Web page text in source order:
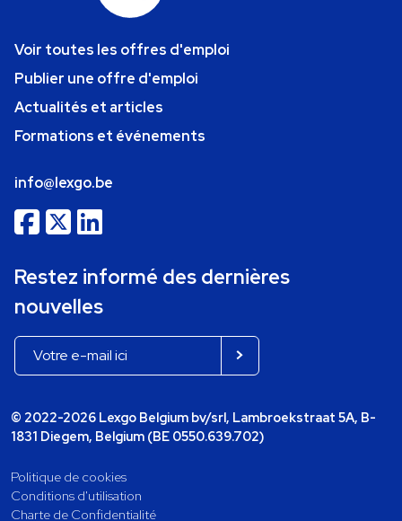
Voir toutes les offres d'emploi
Publier une offre d'emploi
Actualités et articles
Formations et événements
info@lexgo.be
Restez informé des dernières
nouvelles
© 2022-2026 Lexgo Belgium bv/srl, Lambroekstraat 5A, B-
1831 Diegem, Belgium (BE 0550.639.702)
Politique de cookies
Conditions d'utilisation
Charte de Confidentialité